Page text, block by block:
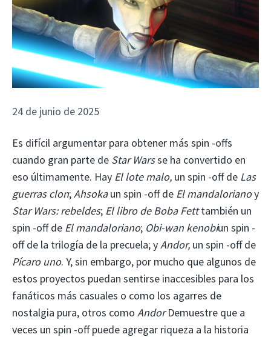
24 de junio de 2025
Es difícil argumentar para obtener más spin -offs
cuando gran parte de Star Warsse ha convertido en
eso últimamente. Hay El lote malo, un spin -off de Las
guerras clon;Ahsokaun spin -off de El mandalorianoy
Star Wars: rebeldes; El libro de Boba Fetttambién un
spin -off de El mandaloriano; Obi-wan kenobiun spin -
off de la trilogía de la precuela; yAndor, un spin -off de
Pícaro uno. Y, sin embargo, por mucho que algunos de
estos proyectos puedan sentirse inaccesibles para los
fanáticos más casuales o como los agarres de
nostalgia pura, otros como AndorDemuestre que a
veces un spin -off puede agregar riqueza a la historia